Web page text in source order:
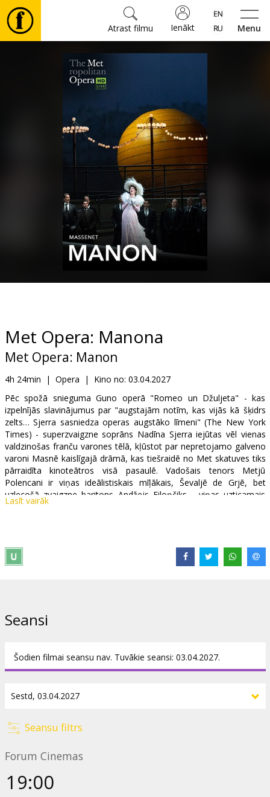
Menu
Ienākt
Atrast filmu
Pasākumi
B2B
Kino
Klubs
Met Opera: Manona
Met Opera: Manon
4h 24min | Opera | Kino no: 03.04.2027
Pēc spožā snieguma Guno operā "Romeo un Džuljeta" - kas
izpelnījās slavinājumus par "augstajām notīm, kas vijās kā šķidrs
zelts… Sjerra sasniedza operas augstāko līmeni" (The New York
Times) - superzvaigzne soprāns Nadīna Sjerra iejūtas vēl vienas
valdzinošas franču varones tēlā, kļūstot par nepretojamo galveno
varoni Masnē kaislīgajā drāmā, kas tiešraidē no Met skatuves tiks
pārraidīta kinoteātros visā pasaulē. Vadošais tenors Metjū
Polencani ir viņas ideālistiskais mīļākais, Ševaljē de Grjē, bet
uzlecošā zvaigzne baritons Andžejs Filoņčiks - viņas uzticamais
brālēns Lesko, režisora Lorāna Pelī elpu aizraujošajā iestudējumā.
Izplatītājs:
Lasīt vairāk
Seansi
Šodien filmai seansu nav. Tuvākie seansi: 03.04.2027.
Seansu filtrs
Forum Cinemas
19:00